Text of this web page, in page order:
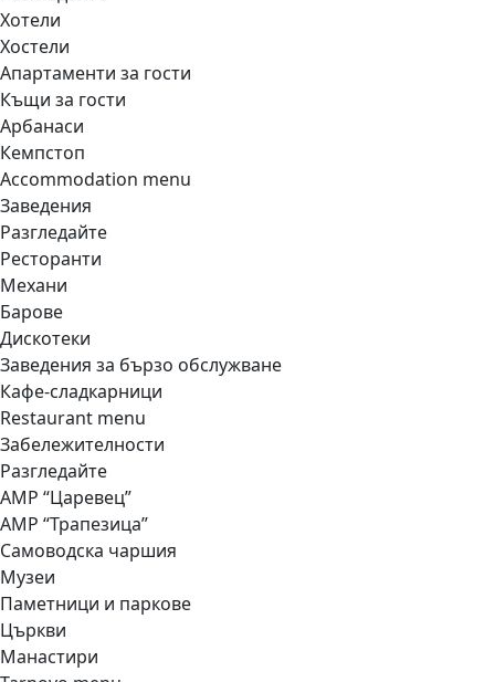
Хотели
Хостели
Апартаменти за гости
Къщи за гости
Арбанаси
Кемпстоп
Accommodation menu
Заведения
Разгледайте
Ресторанти
Механи
Барове
Дискотеки
Заведения за бързо обслужване
Кафе-сладкарници
Restaurant menu
Забележителности
Разгледайте
АМР “Царевец”
АМР “Трапезица”
Самоводска чаршия
Музеи
Паметници и паркове
Църкви
Манастири